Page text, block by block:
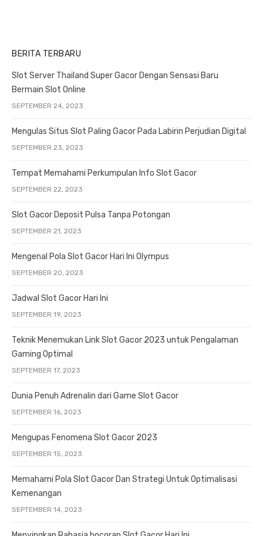
BERITA TERBARU
Slot Server Thailand Super Gacor Dengan Sensasi Baru
Bermain Slot Online
SEPTEMBER 24, 2023
Mengulas Situs Slot Paling Gacor Pada Labirin Perjudian Digital
SEPTEMBER 23, 2023
Tempat Memahami Perkumpulan Info Slot Gacor
SEPTEMBER 22, 2023
Slot Gacor Deposit Pulsa Tanpa Potongan
SEPTEMBER 21, 2023
Mengenal Pola Slot Gacor Hari Ini Olympus
SEPTEMBER 20, 2023
Jadwal Slot Gacor Hari Ini
SEPTEMBER 19, 2023
Teknik Menemukan Link Slot Gacor 2023 untuk Pengalaman
Gaming Optimal
SEPTEMBER 17, 2023
Dunia Penuh Adrenalin dari Game Slot Gacor
SEPTEMBER 16, 2023
Mengupas Fenomena Slot Gacor 2023
SEPTEMBER 15, 2023
Memahami Pola Slot Gacor Dan Strategi Untuk Optimalisasi
Kemenangan
SEPTEMBER 14, 2023